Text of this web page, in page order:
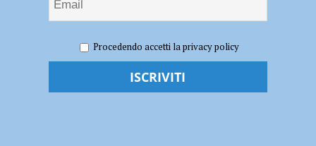
nuovo presidente dell’associazione GA/ER, Giovani Artisti Emilia
Romagna
Francesco Brianzi è il nuovo presidente
Procedendo accetti la privacy policy